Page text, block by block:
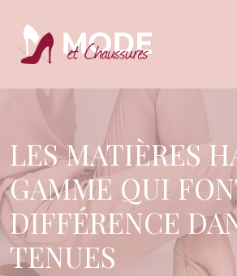
LES MATIÈRES
GAMME QUI
DIFFÉRENCE
TENUES